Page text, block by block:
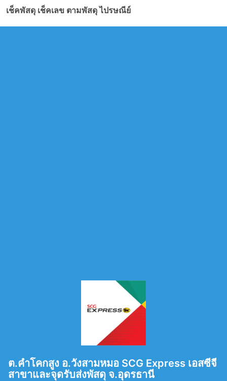
เช็คพัสดุ เช็คเลข ตามพัสดุ ไปรษณีย์
ต.คำโคกสูง อ.วังสามหมอ SCG Express เอสซีจี
สาขาและจุดรับส่งพัสดุ จ.อุดรธานี